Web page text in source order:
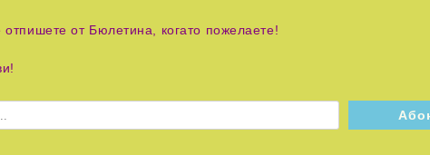
обяснят с помощта на даоистките принципи, християнските
помогне да постигнете самадхи.
на Ослепителния бял скелет; сексуално развитие;
за слушане на звук; мантрата Жунти; практиката на
от Бюлетина, когато пожелаете!